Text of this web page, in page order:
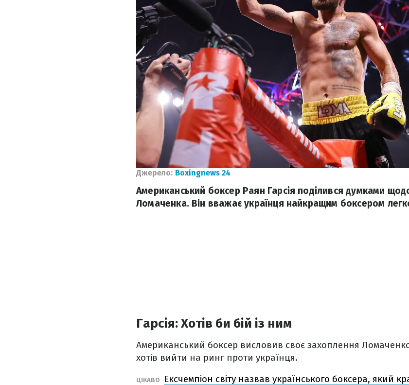
Джерело: Boxingnews 24
Американський боксер Раян Гарсія поділився думками
Ломаченка. Він вважає українця найкращим боксером
Гарсія: Хотів би бій із ним
Американський боксер висловив своє захоплення
хотів вийти на ринг проти українця.
ЦІКАВО
Ексчемпіон світу назвав українського боксера, який